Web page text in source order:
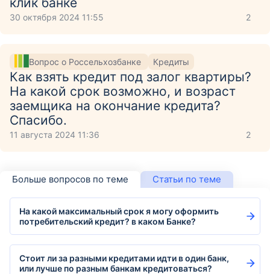
30 октября 2024 11:55 2
Вопрос о Россельхозбанке Кредиты
Как взять кредит под залог квартиры?
На какой срок возможно, и возраст
заемщика на окончание кредита?
Спасибо.
11 августа 2024 11:36 2
Больше вопросов по теме Статьи по теме
На какой максимальный срок я могу оформить
потребительский кредит? в каком Банке?
Стоит ли за разными кредитами идти в один банк,
или лучше по разным банкам кредитоваться?